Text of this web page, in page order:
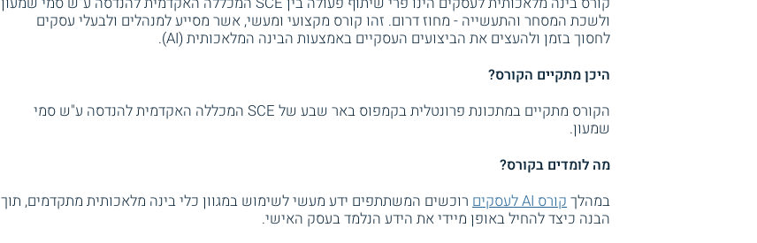
ולשכת המסחר והתעשייה - מחוז דרום. זהו קורס מקצועי ומעשי, אשר מסייע למנהלים ולבעלי עסקים
לחסוך בזמן ולהעצים את הביצועים העסקיים באמצעות הבינה המלאכותית (AI).
היכן מתקיים הקורס?
הקורס מתקיים במתכונת פרונטלית בקמפוס באר שבע של SCE המכללה האקדמית להנדסה ע"ש סמי
שמעון.
מה לומדים בקורס?
במהלךקורס AI לעסקים
רוכשים המשתתפים ידע מעשי לשימוש במגוון כלי בינה מלאכותית מתקדמים, תוך
הבנה כיצד להחיל באופן מיידי את הידע הנלמד בעסק האישי.